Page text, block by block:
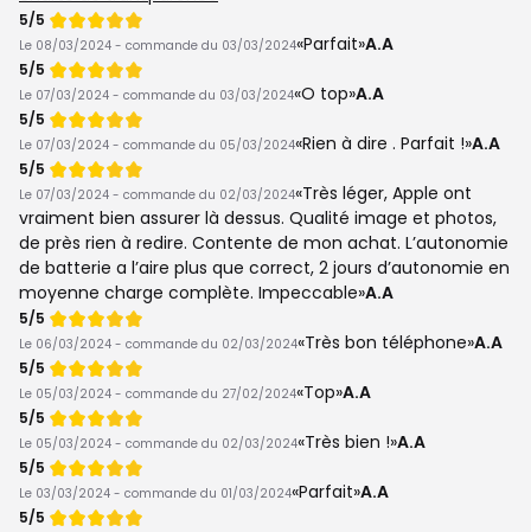
Note
de
5/5
Le 08/03/2024 - commande du 03/03/2024 Parfait A.A
Note
de
5/5
Le 07/03/2024 - commande du 03/03/2024 O top A.A
Note
de
5/5
Le 07/03/2024 - commande du 05/03/2024 Rien à dire . Parfait ! A.A
Note
de
5/5
Le 07/03/2024 - commande du 02/03/2024 Très léger, Apple ont
vraiment bien assurer là dessus. Qualité image et photos,
de près rien à redire. Contente de mon achat. L’autonomie
de batterie a l’aire plus que correct, 2 jours d’autonomie en
moyenne charge complète. Impeccable A.A
Note
de
5/5
Le 06/03/2024 - commande du 02/03/2024 Très bon téléphone A.A
Note
de
5/5
Le 05/03/2024 - commande du 27/02/2024 Top A.A
Note
de
5/5
Le 05/03/2024 - commande du 02/03/2024 Très bien ! A.A
Note
de
5/5
Le 03/03/2024 - commande du 01/03/2024 Parfait A.A
Note
5/5